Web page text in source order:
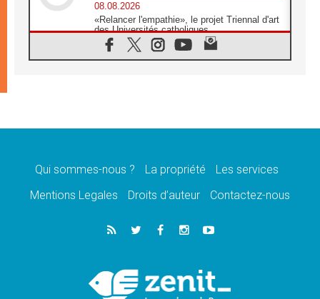
08.08.2026
«Relancer l'empathie», le projet Triennal d'art
des Universités catholiques
08.08.2026
Signis 2026, donner la parole aux religieuses
07.08.2026
07.08.2026
de l'Assomption et mémoire nationale
«La paix commence par l'empathie» estime
le cardinal Parolin
En Colombie, «la paix ne s'achète pas avec
une signature»
Qui sommes-nous ? La propriété
Les services
Mentions Legales
Droits d’auteur Contactez-nous